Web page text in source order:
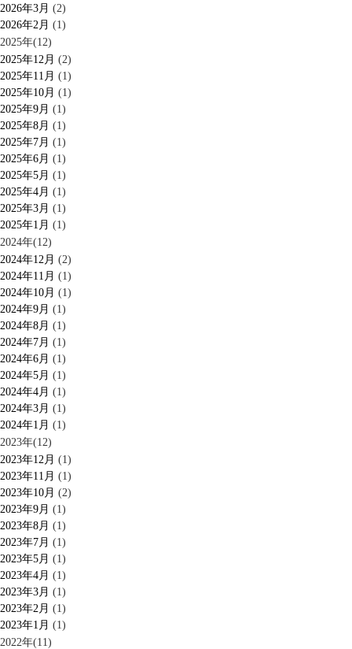
2026年3月 (2)
2026年2月 (1)
2025年(12)
2025年12月 (2)
2025年11月 (1)
2025年10月 (1)
2025年9月 (1)
2025年8月 (1)
2025年7月 (1)
2025年6月 (1)
2025年5月 (1)
2025年4月 (1)
2025年3月 (1)
2025年1月 (1)
2024年(12)
2024年12月 (2)
2024年11月 (1)
2024年10月 (1)
2024年9月 (1)
2024年8月 (1)
2024年7月 (1)
2024年6月 (1)
2024年5月 (1)
2024年4月 (1)
2024年3月 (1)
2024年1月 (1)
2023年(12)
2023年12月 (1)
2023年11月 (1)
2023年10月 (2)
2023年9月 (1)
2023年8月 (1)
2023年7月 (1)
2023年5月 (1)
2023年4月 (1)
2023年3月 (1)
2023年2月 (1)
2023年1月 (1)
2022年(11)